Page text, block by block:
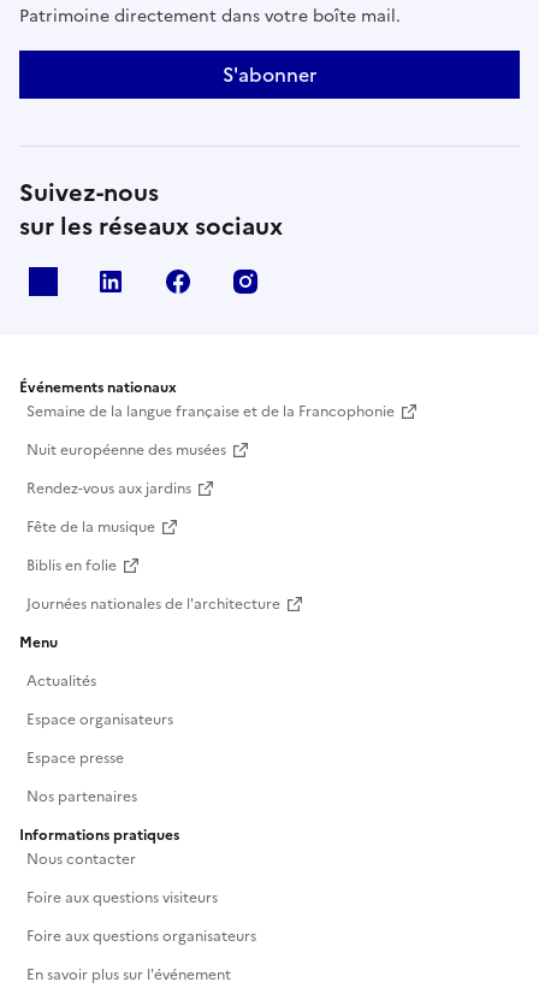
Patrimoine directement dans votre boîte mail.
S'abonner
Suivez-nous
sur les réseaux sociaux
Linkedin Facebook
Événements nationaux
Semaine de la langue française et de la Francophonie
Nuit européenne des musées
Rendez-vous aux jardins
Fête de la musique
Biblis en folie
Journées nationales de l'architecture
Menu
Actualités
Espace organisateurs
Espace presse
Nos partenaires
Informations pratiques
Nous contacter
Foire aux questions visiteurs
Foire aux questions organisateurs
En savoir plus sur l'événement